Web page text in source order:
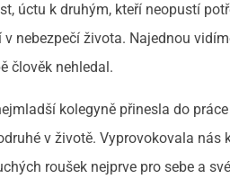
úctu k druhým, kteří neopustí
nebezpečí života. Najednou
člověk nehledal.
kolegyně přinesla do
v životě. Vyprovokovala nás
roušek nejprve pro sebe a